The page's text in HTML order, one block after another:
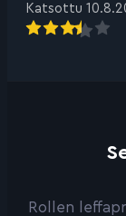
Katsottu
Rollen